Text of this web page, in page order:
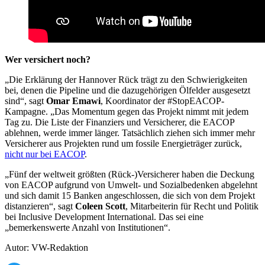
Wer versichert noch?
„Die Erklärung der Hannover Rück trägt zu den Schwierigkeiten
bei, denen die Pipeline und die dazugehörigen Ölfelder ausgesetzt
sind“, sagtOmar Emawi, Koordinator der #StopEACOP-
Kampagne. „Das Momentum gegen das Projekt nimmt mit jedem
Tag zu. Die Liste der Finanziers und Versicherer, die EACOP
ablehnen, werde immer länger. Tatsächlich ziehen sich immer mehr
Versicherer aus Projekten rund um fossile Energieträger zurück,
nicht nur bei EACOP.
„Fünf der weltweit größten (Rück-)Versicherer haben die Deckung
von EACOP aufgrund von Umwelt- und Sozialbedenken abgelehnt
und sich damit 15 Banken angeschlossen, die sich von dem Projekt
distanzieren“, sagtColeen Scott, Mitarbeiterin für Recht und Politik
bei Inclusive Development International. Das sei eine
„bemerkenswerte Anzahl von Institutionen“.
Autor: VW-Redaktion